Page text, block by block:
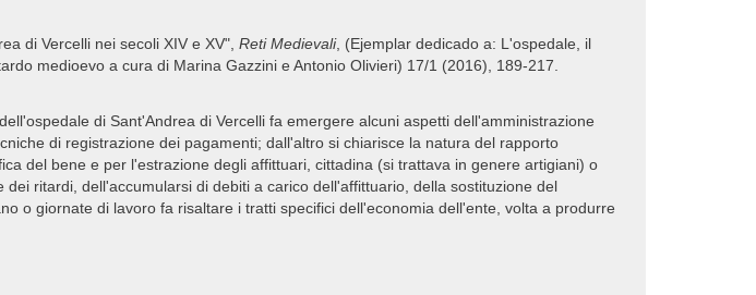
di Vercelli nei secoli XIV e XV", Reti Medievali, (Ejemplar dedicado a: L'ospedale, il
medioevo a cura di Marina Gazzini e Antonio Olivieri) 17/1 (2016), 189-217.
di Sant'Andrea di Vercelli fa emergere alcuni aspetti dell'amministrazione
di registrazione dei pagamenti; dall'altro si chiarisce la natura del rapporto
del bene e per l'estrazione degli affittuari, cittadina (si trattava in genere artigiani) o
ritardi, dell'accumularsi di debiti a carico dell'affittuario, della sostituzione del
o giornate di lavoro fa risaltare i tratti specifici dell'economia dell'ente, volta a produrre